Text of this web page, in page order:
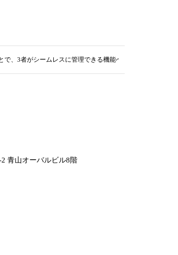
、3者がシームレスに管理できる機能へアップデート！
青山オーバルビル8階